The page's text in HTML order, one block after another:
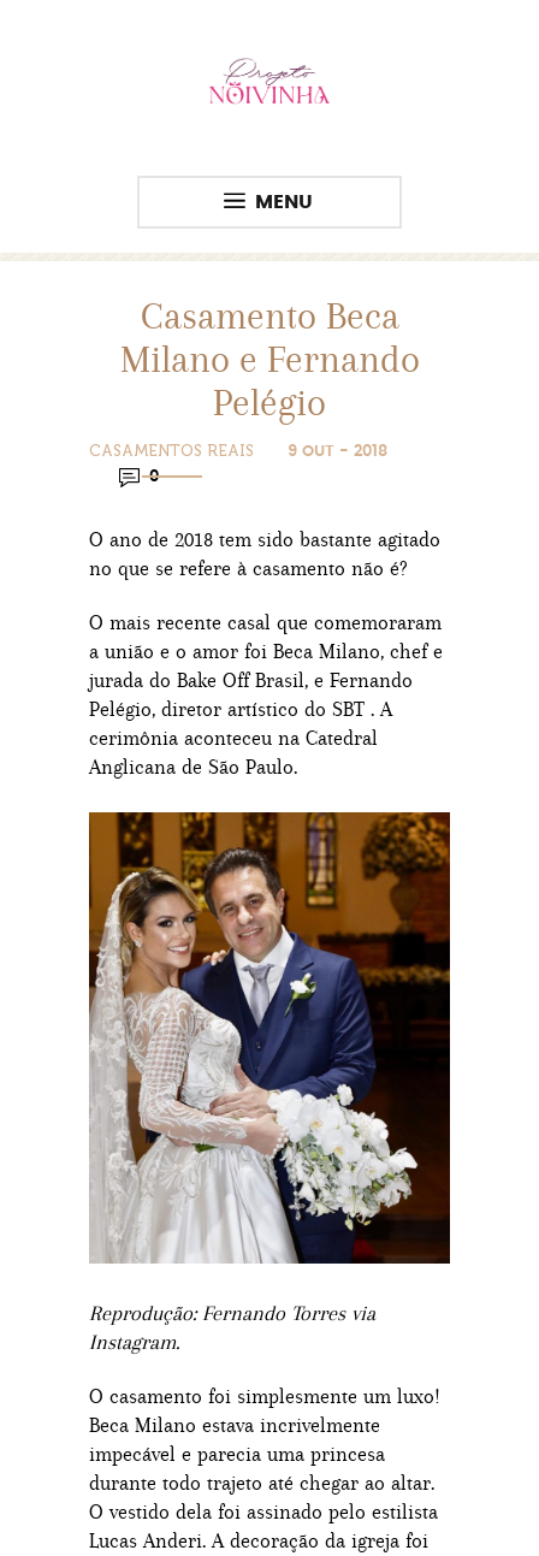
MENU
Casamento Beca
Milano e Fernando
Pelégio
CASAMENTOS REAIS
9 OUT - 2018
0
O ano de 2018 tem sido bastante agitado
no que se refere à casamento não é?
O mais recente casal que comemoraram
a união e o amor foi Beca Milano, chef e
jurada do Bake Off Brasil, e Fernando
Pelégio, diretor artístico do SBT . A
cerimônia aconteceu na Catedral
Anglicana de São Paulo.
Reprodução: Fernando Torres via
Instagram.
O casamento foi simplesmente um luxo!
Beca Milano estava incrivelmente
impecável e parecia uma princesa
durante todo trajeto até chegar ao altar.
O vestido dela foi assinado pelo estilista
Lucas Anderi. A decoração da igreja foi